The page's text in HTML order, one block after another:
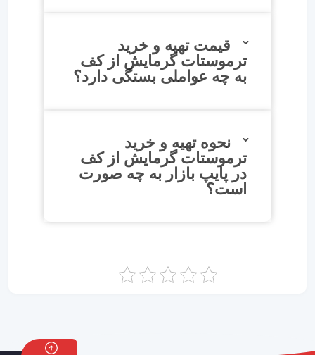
قیمت تهیه و خرید
ترموستات گرمایش از کف
به چه عواملی بستگی دارد؟
نحوه تهیه و خرید
ترموستات گرمایش از کف
در پایپ بازار به چه صورت
است؟